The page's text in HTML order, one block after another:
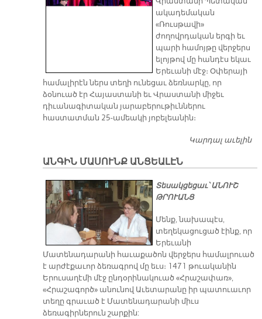
ակադեմական
«Ռուսթավի»
ժողովրդական երգի եւ
պարի համոյթը վերջերս
ելոյթով մը հանդէս եկաւ
Երեւանի մէջ։ Օփերայի
համալիրէն ներս տեղի ունեցաւ ձեռնարկը, որ
ձօնուած էր Հայաստանի եւ Վրաստանի միջեւ
դիւանագիտական յարաբերութիւններու
հաստատման 25-ամեակի յոբելեանին։
Կարդալ աւելին
ԱՆԳԻՆ ՄԱՍՈՒՆՔ ԱՆՑԵԱԼԷՆ
Տեսակցեցաւ՝ ԱՆՈՒՇ
ԹՐՈՒԱՆՑ
Մենք, նախապէս,
տեղեկացուցած էինք, որ
Երեւանի
Մատենադարանի հաւաքածոն վերջերս համալրուած
է արժէքաւոր ձեռագրով մը եւս։ 1471 թուականին
Երուսաղէմի մէջ ընդօրինակուած «Հրաշափառ»,
«Հրաշագործ» անունով Աւետարանը իր պատուաւոր
տեղը գրաւած է Մատենադարանի միւս
ձեռագիրներուն շարքին: